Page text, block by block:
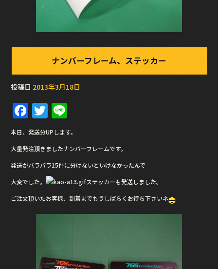
ナンバーフレーム、ステッカー
投稿日 2013年3月18日
F
a
c
e
b
o
o
k
T
w
it
te
r
n
e
本日、発送分UPします。
大量発注頂きましたナンバーフレームです。
発送がバラバラ15件に分けないといけなかったんで
大変でした。
ステッカーも発送しました。
ご注文頂いたお客様、到着までもうしばらくお待ち下さいネ